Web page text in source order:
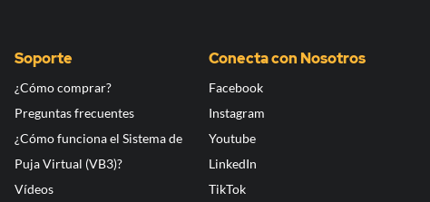
Soporte
¿Cómo comprar?
Preguntas frecuentes
¿Cómo funciona el Sistema de
Puja Virtual (VB3)?
Vídeos
Conecta con Nosotros
Facebook
Instagram
Youtube
LinkedIn
TikTok